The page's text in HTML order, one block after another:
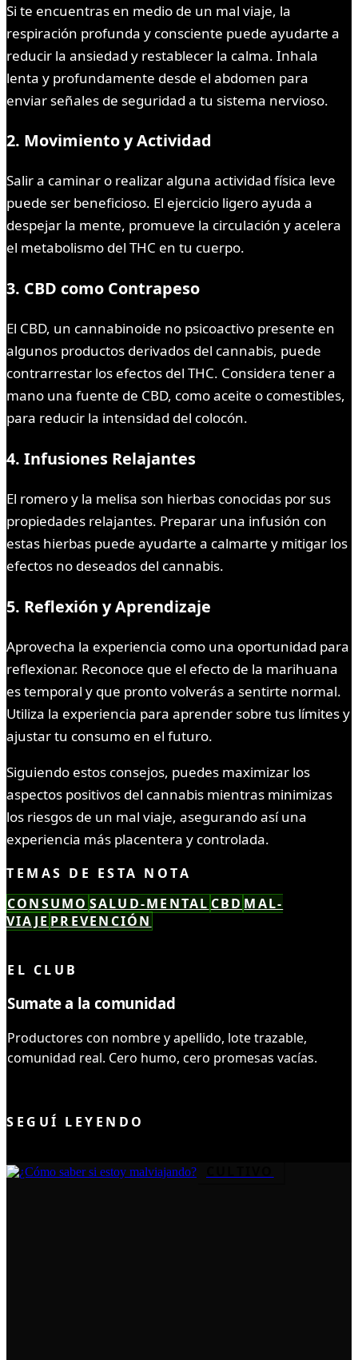
Si te encuentras en medio de un mal viaje, la
respiración profunda y consciente puede ayudarte a
reducir la ansiedad y restablecer la calma. Inhala
lenta y profundamente desde el abdomen para
enviar señales de seguridad a tu sistema nervioso.
2. Movimiento y Actividad
Salir a caminar o realizar alguna actividad física leve
puede ser beneficioso. El ejercicio ligero ayuda a
despejar la mente, promueve la circulación y acelera
el metabolismo del THC en tu cuerpo.
3. CBD como Contrapeso
El CBD, un cannabinoide no psicoactivo presente en
algunos productos derivados del cannabis, puede
contrarrestar los efectos del THC. Considera tener a
mano una fuente de CBD, como aceite o comestibles,
para reducir la intensidad del colocón.
4. Infusiones Relajantes
El romero y la melisa son hierbas conocidas por sus
propiedades relajantes. Preparar una infusión con
estas hierbas puede ayudarte a calmarte y mitigar los
efectos no deseados del cannabis.
5. Reflexión y Aprendizaje
Aprovecha la experiencia como una oportunidad para
reflexionar. Reconoce que el efecto de la marihuana
es temporal y que pronto volverás a sentirte normal.
Utiliza la experiencia para aprender sobre tus límites y
ajustar tu consumo en el futuro.
Siguiendo estos consejos, puedes maximizar los
aspectos positivos del cannabis mientras minimizas
los riesgos de un mal viaje, asegurando así una
experiencia más placentera y controlada.
TEMAS DE ESTA NOTA
CONSUMO SALUD-MENTAL CBD MAL-
VIAJE PREVENCIÓN
EL CLUB
Sumate a la comunidad
Productores con nombre y apellido, lote trazable,
comunidad real. Cero humo, cero promesas vacías.
SEGUÍ LEYENDO